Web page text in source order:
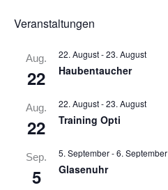
Veranstaltungen
Aug.
22
22. August-23. August
Haubentaucher
Aug.
22
22. August-23. August
Training Opti
Sep.
5
5. September-6. September
Glasenuhr